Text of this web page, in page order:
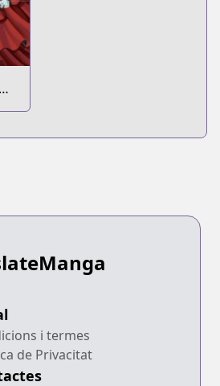
i termes
de Privacitat